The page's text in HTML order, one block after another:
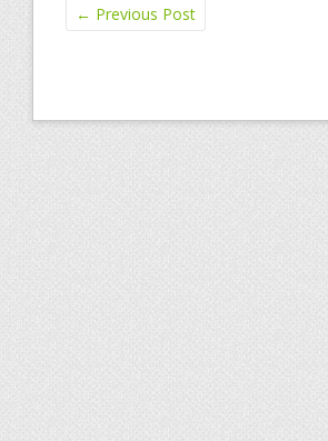
← Previous Post